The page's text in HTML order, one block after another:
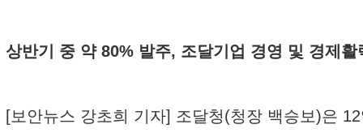
상반기 중 약 80% 발주, 조달기업 경영 및 경제활
[보안뉴스 강초희 기자] 조달청(청장 백승보)은